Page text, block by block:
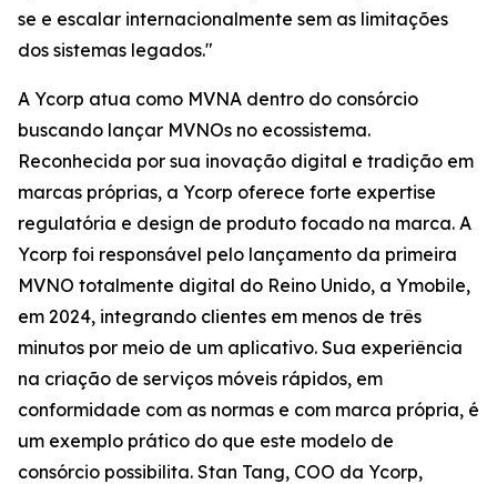
se e escalar internacionalmente sem as limitações
dos sistemas legados."
A Ycorp atua como MVNA dentro do consórcio
buscando lançar MVNOs no ecossistema.
Reconhecida por sua inovação digital e tradição em
marcas próprias, a Ycorp oferece forte expertise
regulatória e design de produto focado na marca. A
Ycorp foi responsável pelo lançamento da primeira
MVNO totalmente digital do Reino Unido, a Ymobile,
em 2024, integrando clientes em menos de três
minutos por meio de um aplicativo. Sua experiência
na criação de serviços móveis rápidos, em
conformidade com as normas e com marca própria, é
um exemplo prático do que este modelo de
consórcio possibilita. Stan Tang, COO da Ycorp,